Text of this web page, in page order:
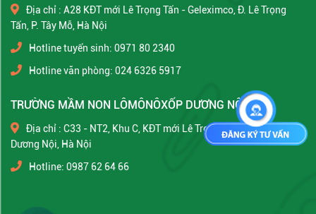
Địa chỉ : A28 KĐT mới Lê Trọng Tấn - Geleximco, Đ. Lê Trọng
Tấn, P. Tây Mỗ, Hà Nội
Hotline tuyển sinh: 0971 80 2340
Hotline văn phòng: 024 6326 5917
TRƯỜNG MẦM NON LÔMÔNÔXỐP DƯƠNG NỘI
Địa chỉ : C33 - NT2, Khu C, KĐT mới Lê Trọng Tấn - Geleximco, P.
Dương Nội, Hà Nội
Hotline: 0987 62 64 66